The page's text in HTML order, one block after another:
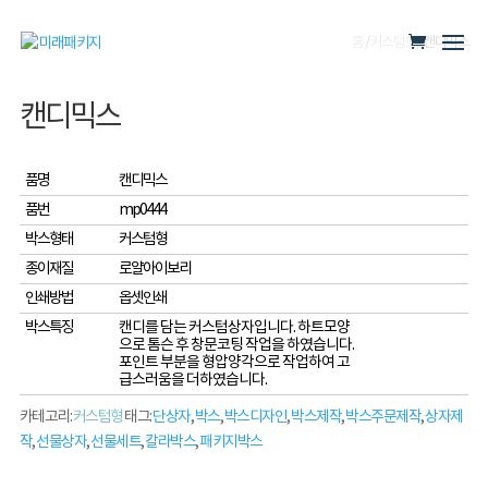
/ 커스텀형/ 캔디믹스
캔디믹스
품명
캔디믹스
품번
mp0444
박스형태
커스텀형
종이재질
로얄아이보리
인쇄방법
옵셋인쇄
박스특징
캔디를 담는 커스텀상자입니다. 하트모양
으로 톰슨 후 창문코팅 작업을 하였습니다.
포인트 부분을 형압양각으로 작업하여 고
급스러움을 더하였습니다.
카테고리:커스텀형태그:단상자,박스,박스디자인,박스제작,박스주문제작,상자제
작,선물상자,선물세트,칼라박스,패키지박스